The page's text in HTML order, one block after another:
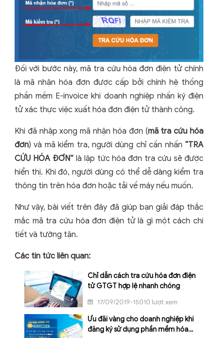
Đối với bước này, mã tra cứu hóa đơn điện tử chính
là mã nhận hóa đơn được cấp bởi chính hệ thống
phần mềm E-invoice khi doanh nghiệp nhấn ký điện
tử xác thực việc xuất hóa đơn điện tử thành công.
Khi đã nhập xong mã nhận hóa đơn (mã tra cứu hóa
đơn) và mã kiểm tra, người dùng chỉ cần nhấn “TRA
CỨU HÓA ĐƠN”là lập tức hóa đơn tra cứu sẽ được
hiển thị. Khi đó, người dùng có thể dễ dàng kiểm tra
thông tin trên hóa đơn hoặc tải về máy nếu muốn.
Như vậy, bài viết trên đây đã giúp bạn giải đáp thắc
mắc mã tra cứu hóa đơn điện tử là gì một cách chi
tiết và tường tận.
Các tin tức liên quan:
Chỉ dẫn cách tra cứu hóa đơn điện
tử GTGT hợp lệ nhanh chóng
17/09/2019-15010 lượt xem
Ưu đãi vàng cho doanh nghiệp khi
đăng ký sử dụng phần mềm hóa